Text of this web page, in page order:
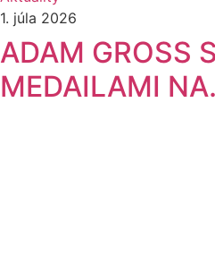
1. júla 2026
ADAM GROSS
MEDAILAMI